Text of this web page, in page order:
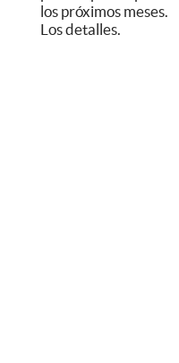
los próximos meses.
Los detalles.